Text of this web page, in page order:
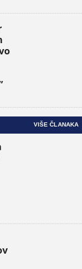
VIŠE ČLANAKA